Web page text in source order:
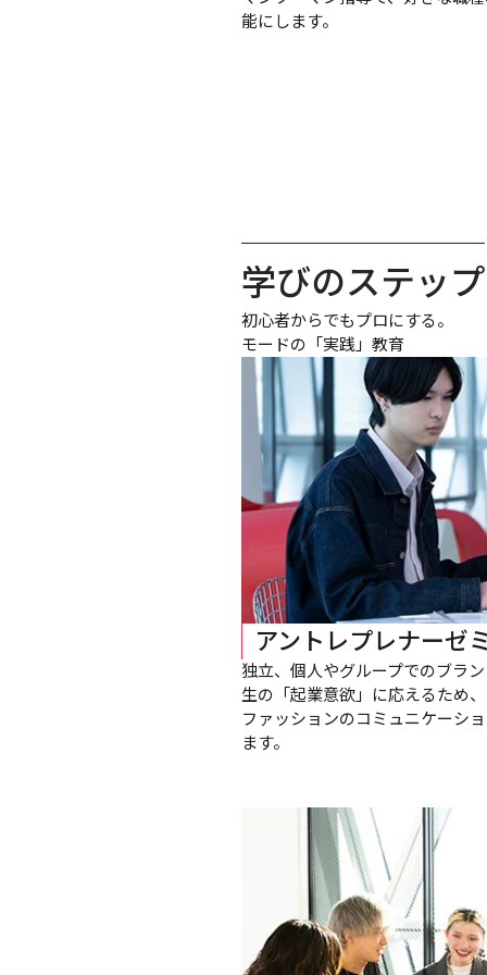
能にします。
学びのステップ
初心者からでもプロにする。
モードの「実践」教育
アントレプレナーゼ
独立、個人やグループでのブラ
生の「起業意欲」に応えるため
ファッションのコミュニケーシ
ます。